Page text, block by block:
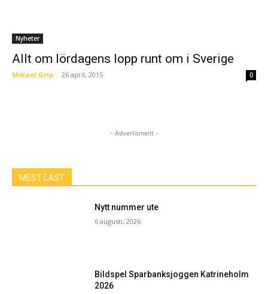
Nyheter
Allt om lördagens lopp runt om i Sverige
Mikael Grip - 26 april, 2015 0
- Advertisment -
MEST LÄST
Nytt nummer ute
6 augusti, 2026
Bildspel Sparbanksjoggen Katrineholm
2026